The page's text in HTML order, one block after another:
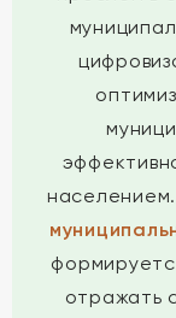
населением.
отражать